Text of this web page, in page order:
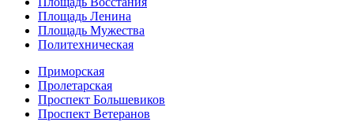
Площадь Ленина
Площадь Мужества
Политехническая
Приморская
Пролетарская
Проспект Большевиков
Проспект Ветеранов